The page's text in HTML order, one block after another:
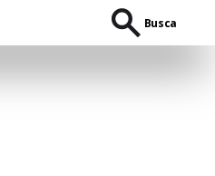
Busca